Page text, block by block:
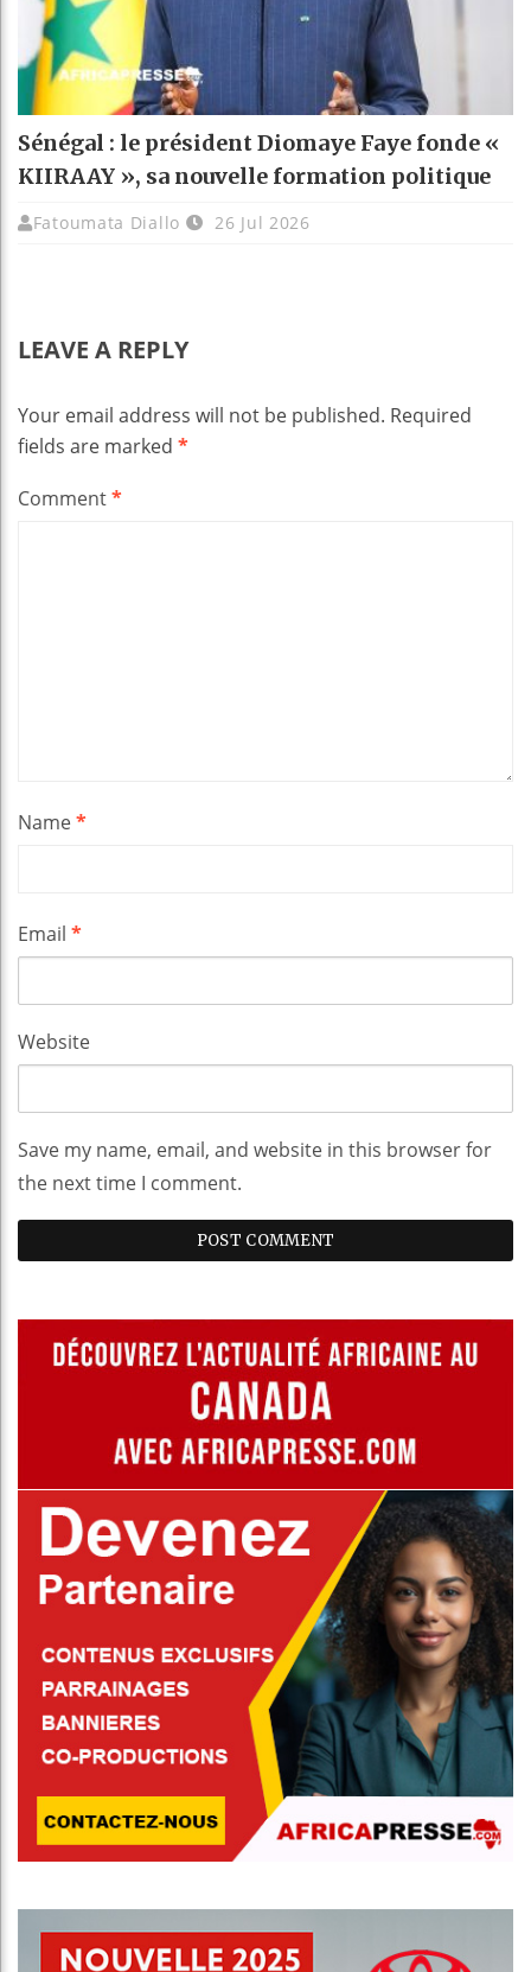
Sénégal : le président Diomaye Faye fonde «
KIIRAAY », sa nouvelle formation politique
Fatoumata Diallo 26 Jul 2026
LEAVE A REPLY
Your email address will not be published. Required
fields are marked *
Comment*
Name*
Email *
Website
Save my name, email, and website in this browser for
the next time I comment.